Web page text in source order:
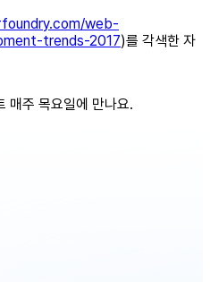
web-
trends-2017)를 각색한 자
매주 목요일에 만나요.